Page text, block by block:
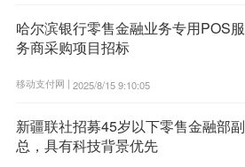
哈尔滨银行零售金融业务专用POS服
务商采购项目招标
移动支付网 | 2025/8/15 9:10:05
新疆联社招募45岁以下零售金融部副
总，具有科技背景优先